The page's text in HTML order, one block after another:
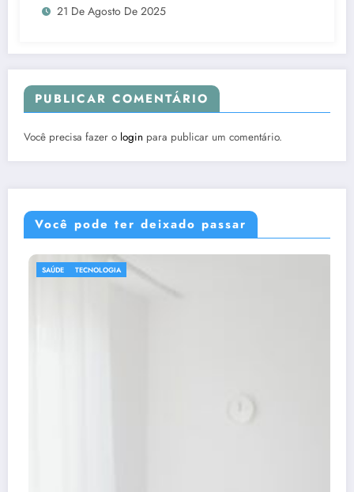
21 De Agosto De 2025
PUBLICAR COMENTÁRIO
Você precisa fazer o login para publicar um comentário.
Você pode ter deixado passar